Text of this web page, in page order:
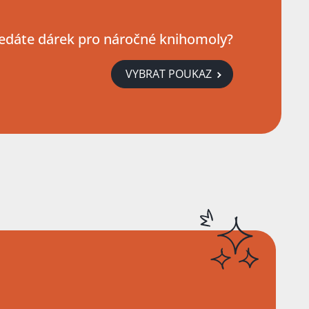
dárek pro náročné knihomoly?
VYBRAT POUKAZ